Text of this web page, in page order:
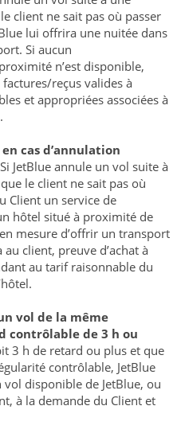
client ne sait pas où passer
lui offrira une nuitée dans
Si aucun
n’est disponible,
reçus valides à
et appropriées associées à
cas d’annulation
JetBlue annule un vol suite à
le client ne sait pas où
Client un service de
hôtel situé à proximité de
en mesure d’offrir un transport
client, preuve d’achat à
au tarif raisonnable du
vol de la même
contrôlable de 3 h ou
3 h de retard ou plus et que
contrôlable, JetBlue
disponible de JetBlue, ou
à la demande du Client et